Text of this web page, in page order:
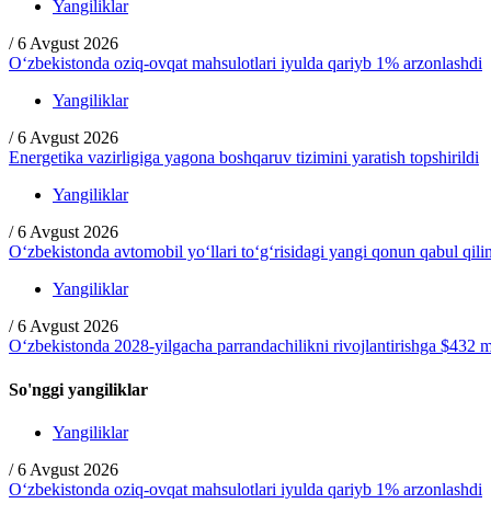
Yangiliklar
/ 6 Avgust 2026
O‘zbekistonda oziq-ovqat mahsulotlari iyulda qariyb 1% arzonlashdi
Yangiliklar
/ 6 Avgust 2026
Energetika vazirligiga yagona boshqaruv tizimini yaratish topshirildi
Yangiliklar
/ 6 Avgust 2026
O‘zbekistonda avtomobil yo‘llari to‘g‘risidagi yangi qonun qabul
Yangiliklar
/ 6 Avgust 2026
O‘zbekistonda 2028-yilgacha parrandachilikni rivojlantirishga $432
So'nggi yangiliklar
Yangiliklar
/ 6 Avgust 2026
O‘zbekistonda oziq-ovqat mahsulotlari iyulda qariyb 1% arzonlashdi